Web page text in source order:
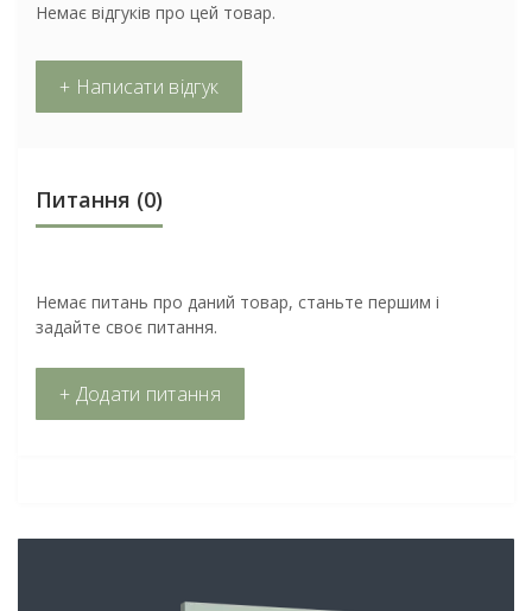
Немає відгуків про цей товар.
+ Написати відгук
Питання (0)
Немає питань про даний товар, станьте першим і
задайте своє питання.
+ Додати питання